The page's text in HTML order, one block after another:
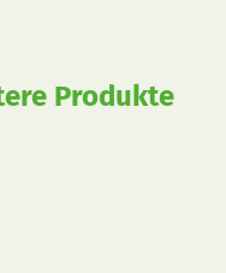
Produkte